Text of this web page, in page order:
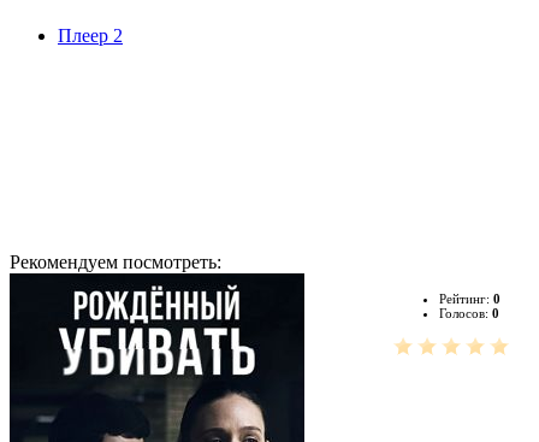
Плеер 2
Рекомендуем посмотреть:
Рейтинг: 0
Голосов: 0